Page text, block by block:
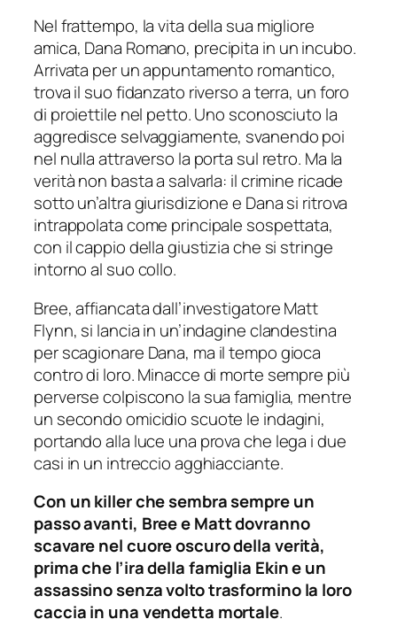
Nel frattempo, la vita della sua migliore
amica, Dana Romano, precipita in un incubo.
Arrivata per un appuntamento romantico,
trova il suo fidanzato riverso a terra, un foro
di proiettile nel petto. Uno sconosciuto la
aggredisce selvaggiamente, svanendo poi
nel nulla attraverso la porta sul retro. Ma la
verità non basta a salvarla: il crimine ricade
sotto un’altra giurisdizione e Dana si ritrova
intrappolata come principale sospettata,
con il cappio della giustizia che si stringe
intorno al suo collo.
Bree, affiancata dall’investigatore Matt
Flynn, si lancia in un’indagine clandestina
per scagionare Dana, ma il tempo gioca
contro di loro. Minacce di morte sempre più
perverse colpiscono la sua famiglia, mentre
un secondo omicidio scuote le indagini,
portando alla luce una prova che lega i due
casi in un intreccio agghiacciante.
Con un killer che sembra sempre un
passo avanti, Bree e Matt dovranno
scavare nel cuore oscuro della verità,
prima che l’ira della famiglia Ekin e un
assassino senza volto trasformino la loro
caccia in una vendetta mortale.